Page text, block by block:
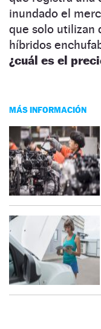
inundado el
que solo utilizan
híbridos
¿cuál es el
MÁS INFORMACIÓN